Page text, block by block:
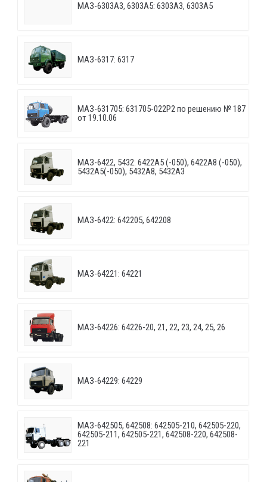
МАЗ-6303A3, 6303A5: 6303A3, 6303A5
МАЗ-6317: 6317
МАЗ-631705: 631705-022P2 по решению № 187
от 19.10.06
МАЗ-6422, 5432: 6422A5 (-050), 6422A8 (-050),
5432A5(-050), 5432A8, 5432A3
МАЗ-6422: 642205, 642208
МАЗ-64221: 64221
МАЗ-64226: 64226-20, 21, 22, 23, 24, 25, 26
МАЗ-64229: 64229
МАЗ-642505, 642508: 642505-210, 642505-220,
642505-211, 642505-221, 642508-220, 642508-
221